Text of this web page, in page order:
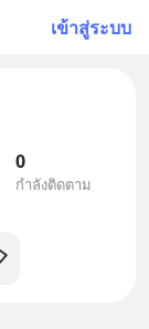
เข้าสู่ระบบ
0
กำลังติดตาม